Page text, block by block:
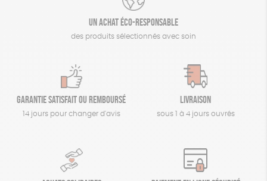
Un achat éco-responsable
des produits sélectionnés avec soin
Garantie satisfait ou remboursé
14 jours pour changer d'avis
Livraison
sous 1 à 4 jours ouvrés